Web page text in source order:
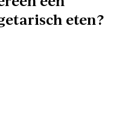
eten?